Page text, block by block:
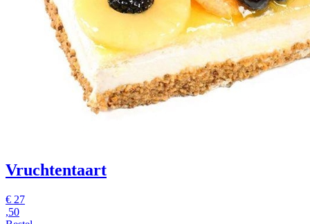
Vruchtentaart
€ 27
,50